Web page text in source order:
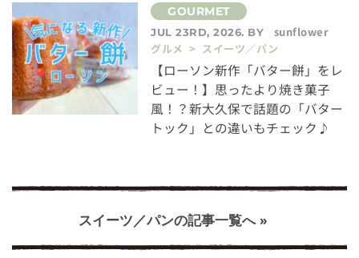
JUL 23RD, 2026. BY
sunflower
グルメ > スイーツ／パン
【ローソン新作「バター餅」をレ
ビュー！】思ったより焼き菓子
風！？新大久保で話題の「バター
トック」との違いもチェック♪
スイーツ／パンの記事一覧へ »